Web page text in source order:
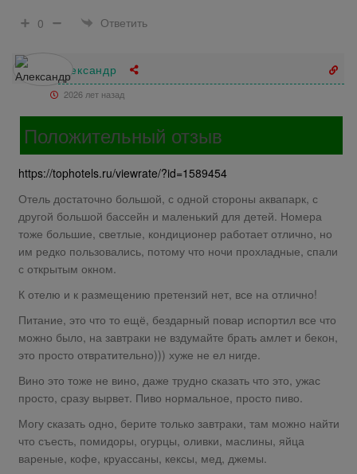
0
Ответить
Александр
2026 лет назад
Положительный отзыв
https://tophotels.ru/viewrate/?id=1589454
Отель достаточно большой, с одной стороны аквапарк, с
другой большой бассейн и маленький для детей. Номера
тоже большие, светлые, кондиционер работает отлично, но
им редко пользовались, потому что ночи прохладные, спали
с открытым окном.
К отелю и к размещению претензий нет, все на отлично!
Питание, это что то ещё, бездарный повар испортил все что
можно было, на завтраки не вздумайте брать амлет и бекон,
это просто отвратительно))) хуже не ел нигде.
Вино это тоже не вино, даже трудно сказать что это, ужас
просто, сразу вырвет. Пиво нормальное, просто пиво.
Могу сказать одно, берите только завтраки, там можно найти
что съесть, помидоры, огурцы, оливки, маслины, яйца
вареные, кофе, круассаны, кексы, мед, джемы.